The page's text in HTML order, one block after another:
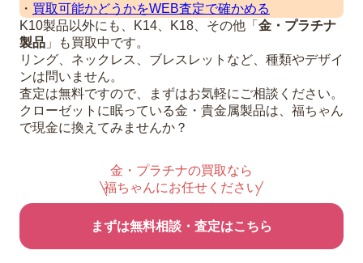
・ 買取可能かどうかをWEB査定で確かめる
K10製品以外にも、K14、K18、その他「 金・プラチナ
製品 」も買取中です。
リング、ネックレス、ブレスレットなど、種類やデザイ
ンは問いません。
査定は無料ですので、まずはお気軽にご相談ください。
クローゼットに眠っている金・貴金属製品は、福ちゃん
で現金に換えてみませんか？
金・プラチナの買取なら
福ちゃんにお任せください
まずは無料相談・査定はこちら